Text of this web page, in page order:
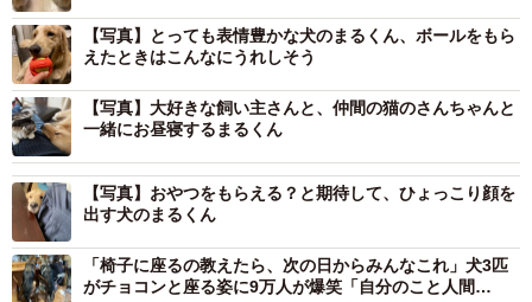
【写真】とっても表情豊かな犬のまるくん、ボールをもら
えたときはこんなにうれしそう
【写真】大好きな飼い主さんと、仲間の猫のさんちゃんと
一緒にお昼寝するまるくん
【写真】おやつをもらえる？と期待して、ひょっこり顔を
出す犬のまるくん
「椅子に座るの教えたら、次の日からみんなこれ」犬3匹
がチョコンと座る姿に9万人が爆笑「自分のこと人間